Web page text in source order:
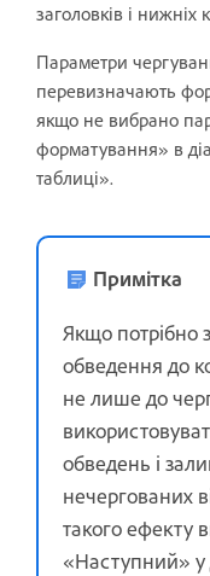
заголовків і нижніх
Параметри
перевизначають
якщо не вибрано
форматування» в
таблиці».
Примітка
Якщо потрібно
обведення до
не лише до
обведень і
нечергованих
такого ефекту
«Наступний» у